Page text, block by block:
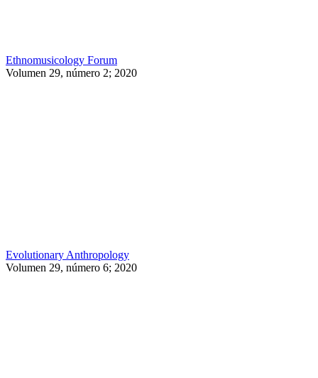
Ethnomusicology Forum
Volumen 29, número 2; 2020
Evolutionary Anthropology
Volumen 29, número 6; 2020